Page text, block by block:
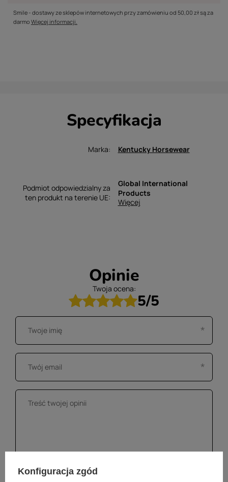
Smile - dostawy ze sklepów internetowych przy zamówieniu od 50,00 złsą za
darmo Więcej informacji.
Specyfikacja
Marka Kentucky Horsewear
Podmiot odpowiedzialny za
ten produkt na terenie UE
Global International
Products
Więcej
Opinie
Twoja ocena:
5/5
Konfiguracja zgód